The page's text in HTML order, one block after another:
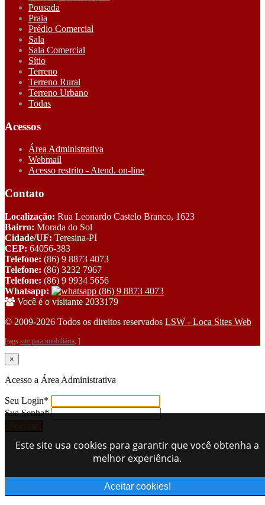
Pousada
Praia
Prédio Comercial
Sala
Sala Comercial
Sítio
Terreno
Terreno Rural
Terreno Urbano
Todas
Acessos
Área Administrativa
Webmail
Acesso restrito - Atend. on-line
Contato
Localização: Rua Leonardo Castelo Branco, 1623
Bairro: Morada do Sol
Cidade/UF: Teresina-PI
CEP: 64056-383
Telefone: (86) 9 8873 4073
Telefone: (86) 3232 7967
Telefone: (86) 9 9934 5656
Whatsapp:
(86) 9 8873 4073
Você é o visitante 2033179
© 2009-2026 Todos os direitos reservados LSW - Loca Sites Web
[tags site para imobiliária , ]
×
Acesso a Área Administrativa
Seu Login*
Sua Senha*
Este site usa cookies para garantir que você obtenha a
melhor experiência.
Aceitar cookies!